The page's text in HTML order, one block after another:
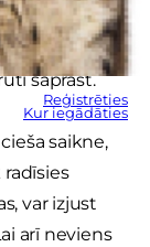
Reģistrēties
Kur iegādāties
Taču
pēc cita
saprast.
saikne,
radīsies
var izjust
arī neviens